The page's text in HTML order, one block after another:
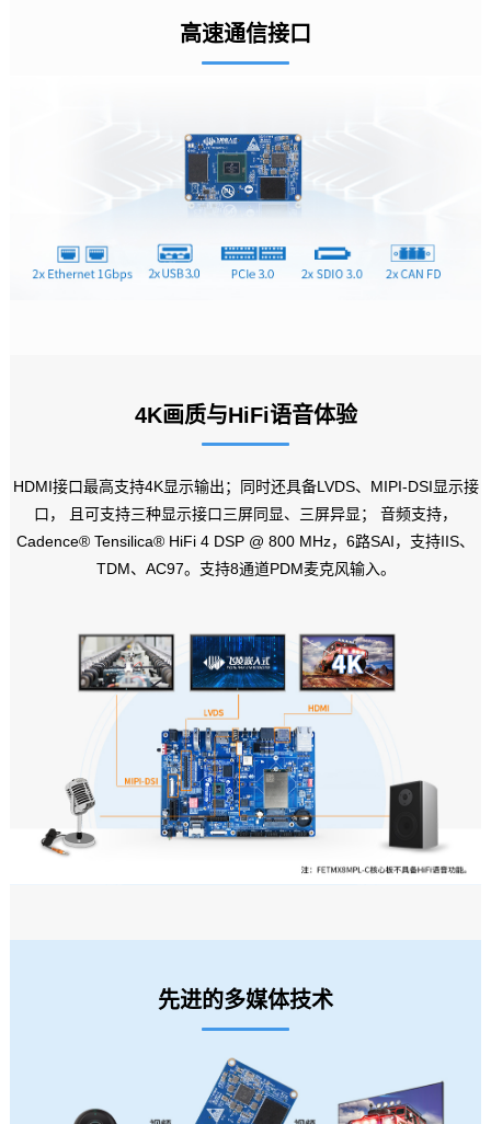
高速通信接口
4K画质与HiFi语音体验
HDMI接口最高支持4K显示输出；同时还具备LVDS、MIPI-DSI显示接
口， 且可支持三种显示接口三屏同显、三屏异显； 音频支持，
Cadence® Tensilica® HiFi 4 DSP @ 800 MHz，6路SAI，支持IIS、
TDM、AC97。支持8通道PDM麦克风输入。
先进的多媒体技术